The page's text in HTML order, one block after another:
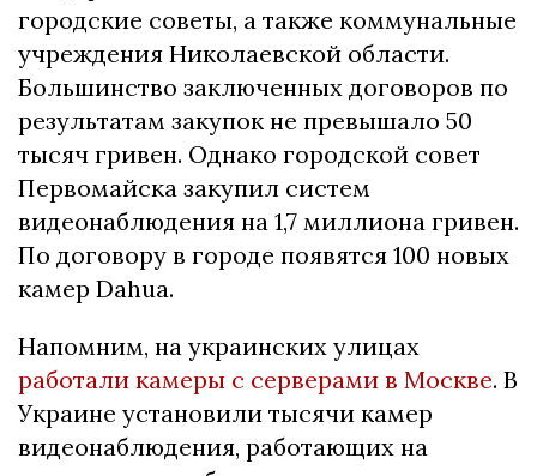
городские советы, а также коммунальные
учреждения Николаевской области.
Большинство заключенных договоров по
результатам закупок не превышало 50
тысяч гривен. Однако городской совет
Первомайска закупил систем
видеонаблюдения на 1,7 миллиона гривен.
По договору в городе появятся 100 новых
камер Dahua.
Напомним, на украинских улицах
работали камеры с серверами в Москве. В
Украине установили тысячи камер
видеонаблюдения, работающих на